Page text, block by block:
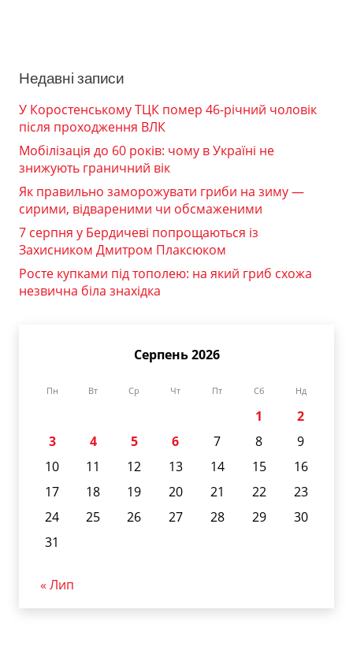
Недавні записи
У Коростенському ТЦК помер 46-річний чоловік
після проходження ВЛК
Мобілізація до 60 років: чому в Україні не
знижують граничний вік
Як правильно заморожувати гриби на зиму —
сирими, відвареними чи обсмаженими
7 серпня у Бердичеві попрощаються із
Захисником Дмитром Плаксюком
Росте купками під тополею: на який гриб схожа
незвична біла знахідка
Серпень 2026
Пн Вт Ср Чт Пт Сб Нд
1
2
3
4 5 6 7 8
9
10
11 12 13 14 15
16
17
18 19 20 21 22
23
24
25 26 27 28 29
30
31
« Лип